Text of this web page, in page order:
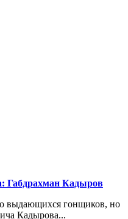
Габдрахман Кадыров
выдающихся гонщиков, но
Кадырова...